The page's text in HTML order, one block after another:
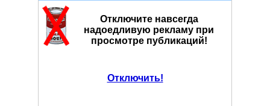
Отключите навсегда
надоедливую рекламу при
просмотре публикаций!
Отключить!